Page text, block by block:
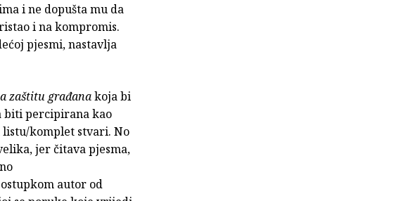
i ne dopušta mu da
i na kompromis.
pjesmi, nastavlja
zaštitu građanakoja bi
biti percipirana kao
komplet stvari. No
jer čitava pjesma,
autor od